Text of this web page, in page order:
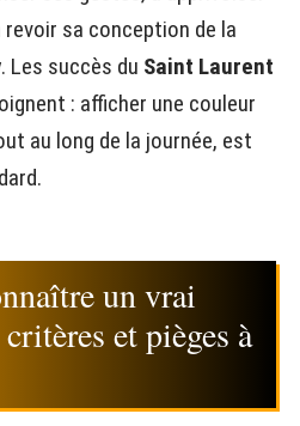
sa conception de la
. Les succès du Saint Laurent
: afficher une couleur
au long de la journée, est
un vrai
et pièges à